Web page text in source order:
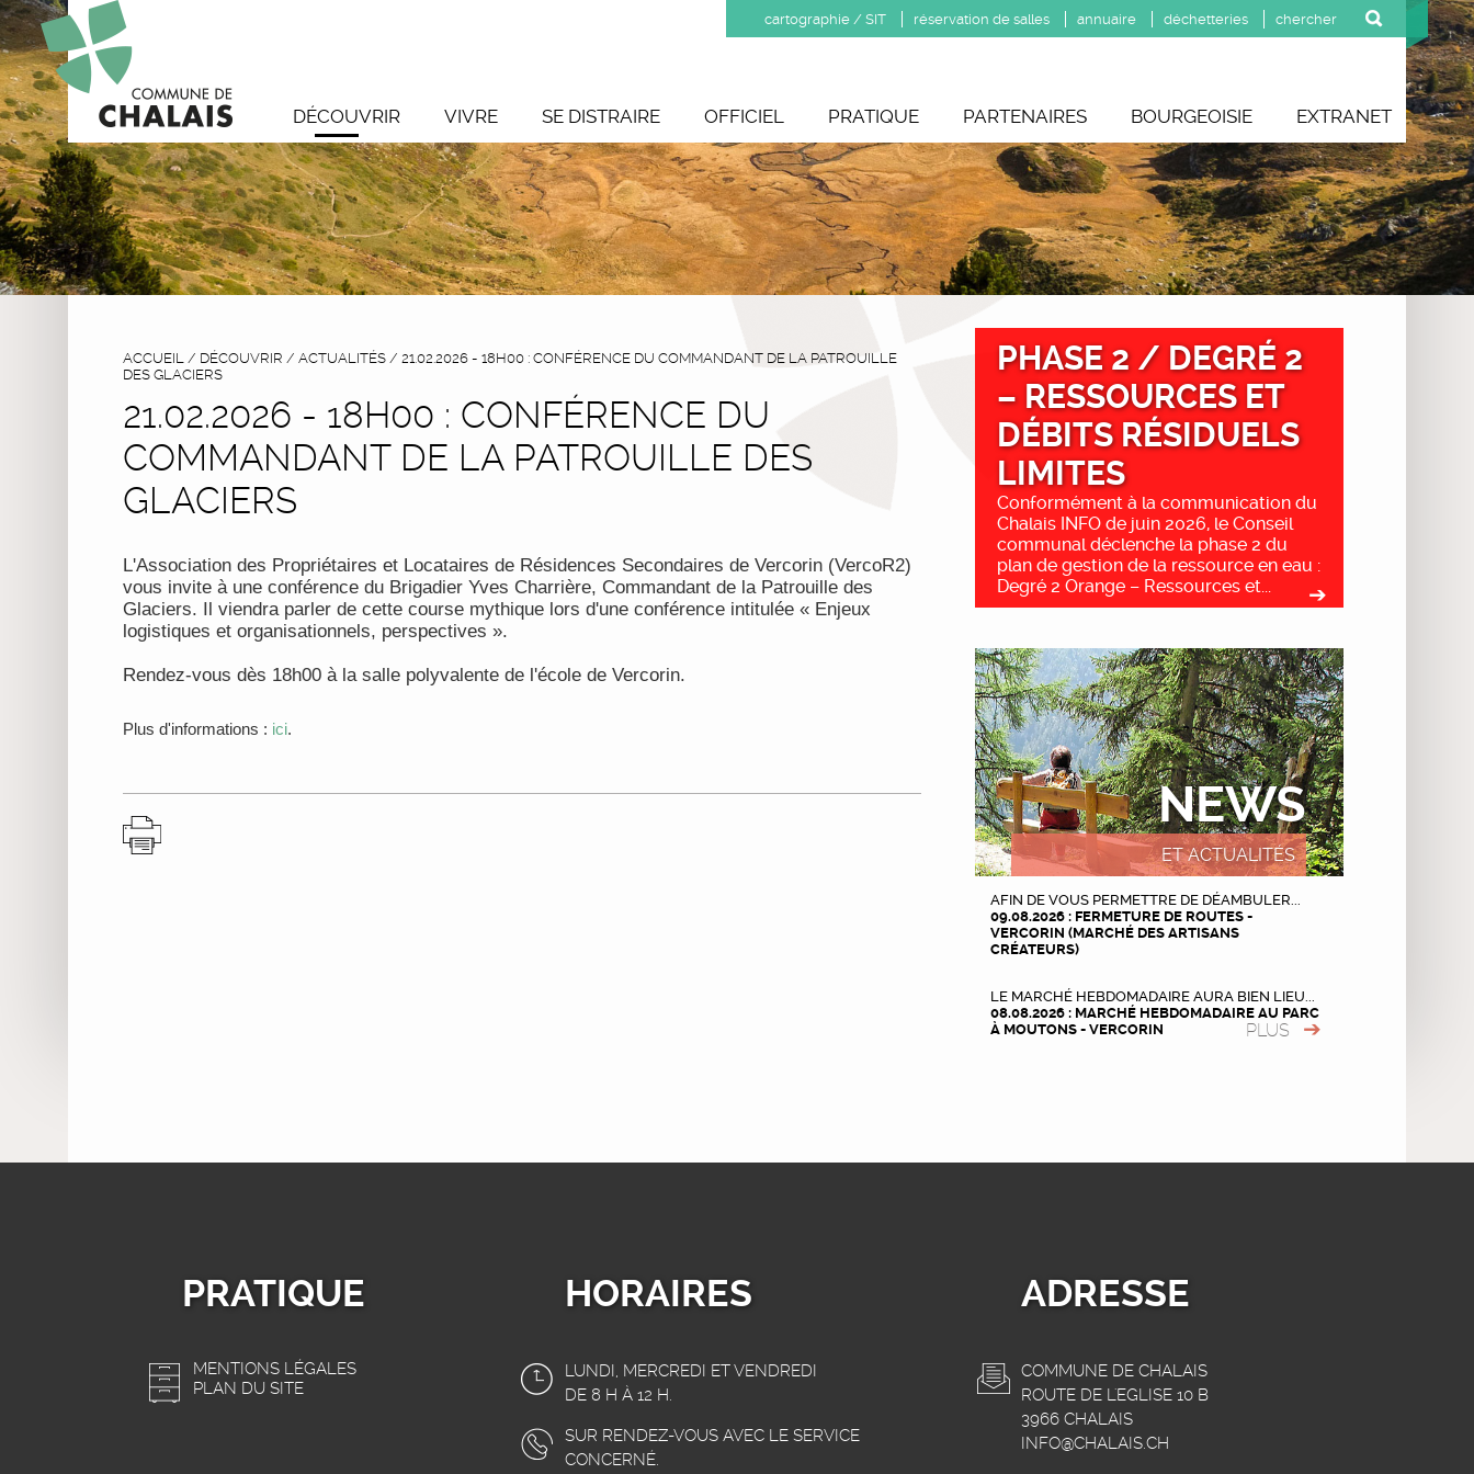
cartographie / SIT réservation de salles annuaire déchetteries
DÉCOUVRIR VIVRE SE DISTRAIRE OFFICIEL PRATIQUE PARTENAIRES BOURGEOISIE EXTRANET
ACCUEIL / DÉCOUVRIR / ACTUALITÉS / 21.02.2026 - 18H00 : CONFÉRENCE DU COMMANDANT DE LA PATROUILLE
DES GLACIERS
21.02.2026 - 18H00 : CONFÉRENCE DU
COMMANDANT DE LA PATROUILLE DES
GLACIERS
L'Association des Propriétaires et Locataires de Résidences Secondaires de Vercorin (VercoR2)
vous invite à une conférence du Brigadier Yves Charrière, Commandant de la Patrouille des
Glaciers. Il viendra parler de cette course mythique lors d'une conférence intitulée « Enjeux
logistiques et organisationnels, perspectives ».
Rendez-vous dès 18h00 à la salle polyvalente de l'école de Vercorin.
Plus d'informations : ici.
PHASE 2 / DEGRÉ 2
– RESSOURCES ET
DÉBITS RÉSIDUELS
LIMITES
Conformément à la communication du
Chalais INFO de juin 2026, le Conseil
communal déclenche la phase 2 du
plan de gestion de la ressource en eau :
Degré 2 Orange – Ressources et...
NEWS
ET ACTUALITÉS
AFIN DE VOUS PERMETTRE DE DÉAMBULER...
09.08.2026 : FERMETURE DE ROUTES -
VERCORIN (MARCHÉ DES ARTISANS
CRÉATEURS)
LE MARCHÉ HEBDOMADAIRE AURA BIEN LIEU...
08.08.2026 : MARCHÉ HEBDOMADAIRE AU PARC
À MOUTONS - VERCORIN
PLUS
PRATIQUE
MENTIONS LÉGALES
PLAN DU SITE
HORAIRES
LUNDI, MERCREDI ET VENDREDI
DE 8 H À 12 H.
SUR RENDEZ-VOUS AVEC LE SERVICE
CONCERNÉ.
ADRESSE
COMMUNE DE CHALAIS
ROUTE DE L'EGLISE 10 B
3966 CHALAIS
INFO@CHALAIS.CH